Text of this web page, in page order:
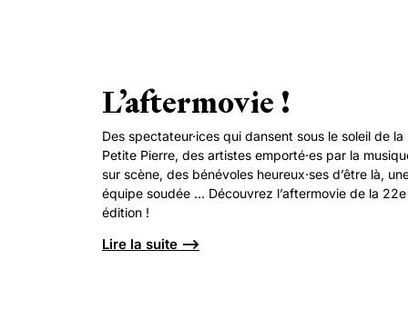
L’aftermovie !
Des spectateur·ices qui dansent sous le soleil de la
Petite Pierre, des artistes emporté·es par la
sur scène, des bénévoles heureux·ses d’être là,
équipe soudée … Découvrez l’aftermovie de la 22e
édition !
Lire la suite ⟶